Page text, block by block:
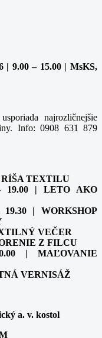
| 9.00 – 15.00 | MsKS,
najrozličnejšie
Info: 0908 631 879
| RÍŠA TEXTILU
19.00 | LETO AKO
| WORKSHOP
VEČER
Z FILCU
| MAĽOVANIE
VERNISÁŽ
a. v. kostol